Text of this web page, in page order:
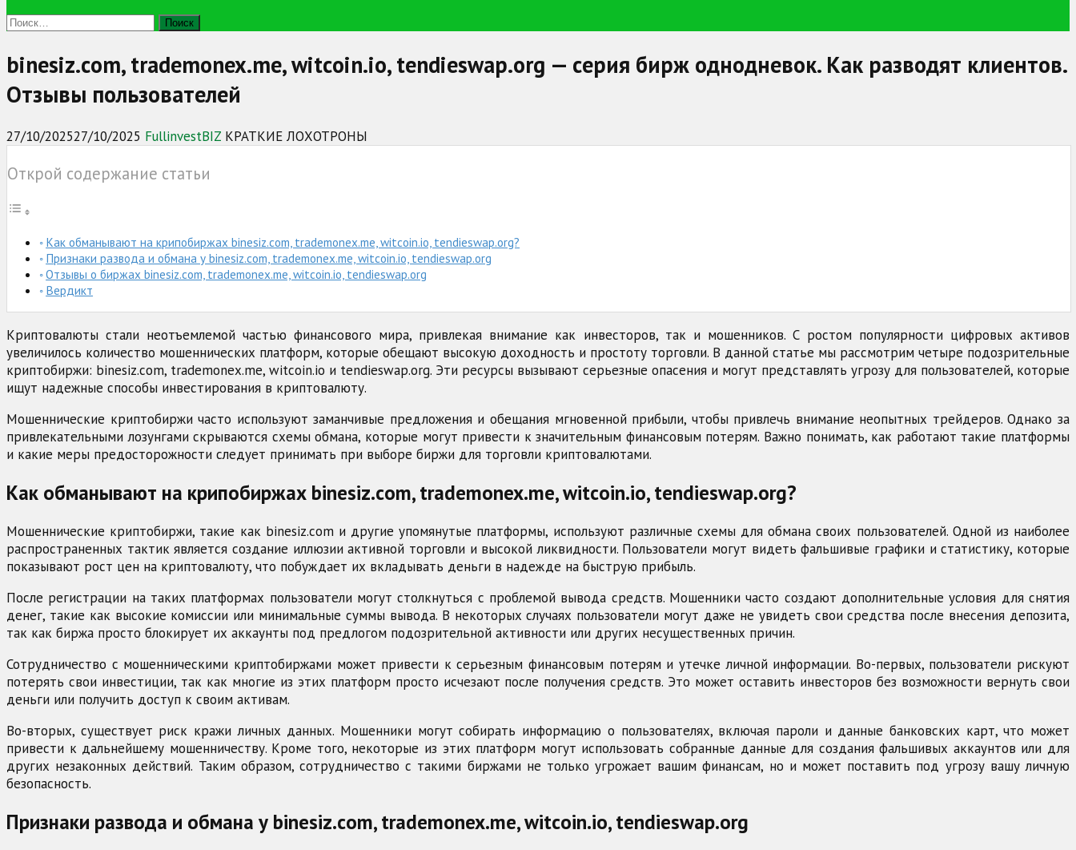
Найти:
binesiz.com, trademonex.me, witcoin.io, tendieswap.org — серия бирж однодневок. Как разводят клиентов.
Отзывы пользователей
27/10/202527/10/2025 FullinvestBIZ КРАТКИЕ ЛОХОТРОНЫ
Открой содержание статьи
Как обманывают на крипобиржах binesiz.com, trademonex.me, witcoin.io, tendieswap.org?
Признаки развода и обмана у binesiz.com, trademonex.me, witcoin.io, tendieswap.org
Отзывы о биржах binesiz.com, trademonex.me, witcoin.io, tendieswap.org
Вердикт
Криптовалюты стали неотъемлемой частью финансового мира, привлекая внимание как инвесторов, так и мошенников. С ростом популярности цифровых активов
увеличилось количество мошеннических платформ, которые обещают высокую доходность и простоту торговли. В данной статье мы рассмотрим четыре подозрительные
криптобиржи: binesiz.com, trademonex.me, witcoin.io и tendieswap.org. Эти ресурсы вызывают серьезные опасения и могут представлять угрозу для пользователей, которые
ищут надежные способы инвестирования в криптовалюту.
Мошеннические криптобиржи часто используют заманчивые предложения и обещания мгновенной прибыли, чтобы привлечь внимание неопытных трейдеров. Однако за
привлекательными лозунгами скрываются схемы обмана, которые могут привести к значительным финансовым потерям. Важно понимать, как работают такие платформы
и какие меры предосторожности следует принимать при выборе биржи для торговли криптовалютами.
Как обманывают на крипобиржах binesiz.com, trademonex.me, witcoin.io, tendieswap.org?
Мошеннические криптобиржи, такие как binesiz.com и другие упомянутые платформы, используют различные схемы для обмана своих пользователей. Одной из наиболее
распространенных тактик является создание иллюзии активной торговли и высокой ликвидности. Пользователи могут видеть фальшивые графики и статистику, которые
показывают рост цен на криптовалюту, что побуждает их вкладывать деньги в надежде на быструю прибыль.
После регистрации на таких платформах пользователи могут столкнуться с проблемой вывода средств. Мошенники часто создают дополнительные условия для снятия
денег, такие как высокие комиссии или минимальные суммы вывода. В некоторых случаях пользователи могут даже не увидеть свои средства после внесения депозита,
так как биржа просто блокирует их аккаунты под предлогом подозрительной активности или других несущественных причин.
Сотрудничество с мошенническими криптобиржами может привести к серьезным финансовым потерям и утечке личной информации. Во-первых, пользователи рискуют
потерять свои инвестиции, так как многие из этих платформ просто исчезают после получения средств. Это может оставить инвесторов без возможности вернуть свои
деньги или получить доступ к своим активам.
Во-вторых, существует риск кражи личных данных. Мошенники могут собирать информацию о пользователях, включая пароли и данные банковских карт, что может
привести к дальнейшему мошенничеству. Кроме того, некоторые из этих платформ могут использовать собранные данные для создания фальшивых аккаунтов или для
других незаконных действий. Таким образом, сотрудничество с такими биржами не только угрожает вашим финансам, но и может поставить под угрозу вашу личную
безопасность.
Признаки развода и обмана у binesiz.com, trademonex.me, witcoin.io, tendieswap.org